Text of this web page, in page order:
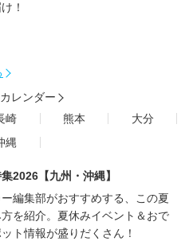
！
レンダー
崎 熊本
大分
縄
2026【九州・沖縄】
編集部がおすすめする、この夏
を紹介。夏休みイベント＆おで
ト情報が盛りだくさん！